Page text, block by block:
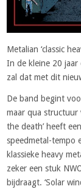
Metalian ‘classic
In de kleine 20
zal dat met dit
De band begint
maar qua structuur
the death’ heeft
speedmetal-tempo
klassieke heavy
zeker een stuk
bijdraagt. ‘Solar